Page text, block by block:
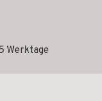
Werktage